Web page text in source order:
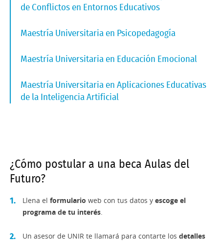
de Conflictos en Entornos Educativos
Maestría Universitaria en Psicopedagogía
Maestría Universitaria en Educación Emocional
Maestría Universitaria en Aplicaciones Educativas
de la Inteligencia Artificial
¿Cómo postular a una beca Aulas del
Futuro?
Llena el formulario web con tus datos y escoge el
programa de tu interés.
Un asesor de UNIR te llamará para contarte los detalles